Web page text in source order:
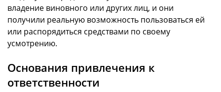
владение виновного или других лиц, и они
получили реальную возможность пользоваться ей
или распорядиться средствами по своему
усмотрению.
Основания привлечения к
ответственности